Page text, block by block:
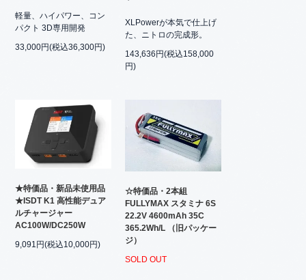
軽量、ハイパワー、コン
パクト 3D専用開発
33,000円(税込36,300円)
XLPowerが本気で仕上げ
た、ニトロの完成形。
143,636円(税込158,000
円)
★特価品・新品未使用品
★ISDT K1 高性能デュア
ルチャージャー
AC100W/DC250W
9,091円(税込10,000円)
☆特価品・2本組
FULLYMAX スタミナ 6S
22.2V 4600mAh 35C
365.2Wh/L （旧パッケー
ジ）
SOLD OUT